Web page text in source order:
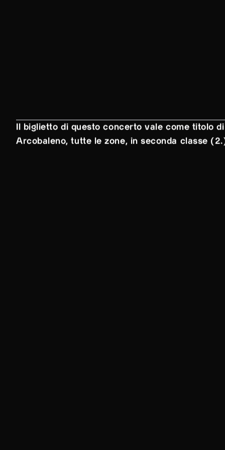
Il biglietto di questo concerto vale come titolo
Arcobaleno, tutte le zone, in seconda classe